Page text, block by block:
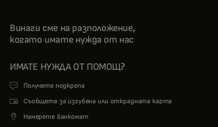
Винаги сме на разположение,
когато имате нужда от нас
ИМАТЕ НУЖДА ОТ ПОМОЩ?
Получете подкрепа
Съобщете за изгубена или открадната карта
Намерете банкомат